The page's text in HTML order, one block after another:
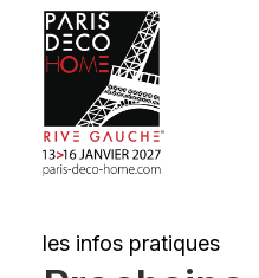
les infos pratiques